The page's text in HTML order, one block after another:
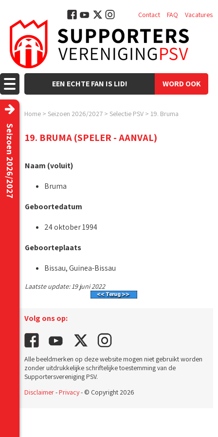
WORD OOK
EEN ECHTE FAN IS LID!
Contact FAQ Vacatures
Home > Seizoen 2026/2027 > Selectie PSV > 19. Bruma
Seizoen 2026/2027 19. BRUMA (SPELER - AANVAL)
Naam (voluit)
Bruma
Geboortedatum
24 oktober 1994
Geboorteplaats
Bissau, Guinea-Bissau
Laatste update: 19 juni 2022
Volg ons op:
Alle beeldmerken op deze website mogen niet gebruikt worden
zonder uitdrukkelijke schriftelijke toestemming van de
Supportersvereniging PSV.
Disclaimer-Privacy- © Copyright 2026